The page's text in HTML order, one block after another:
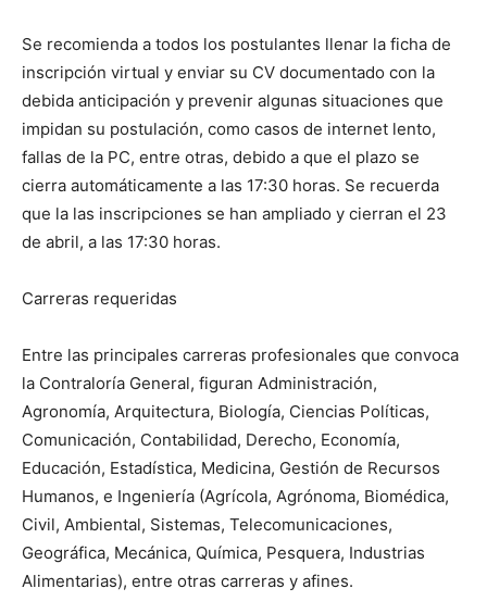
Se recomienda a todos los postulantes llenar la ficha de
inscripción virtual y enviar su CV documentado con la
debida anticipación y prevenir algunas situaciones que
impidan su postulación, como casos de internet lento,
fallas de la PC, entre otras, debido a que el plazo se
cierra automáticamente a las 17:30 horas. Se recuerda
que la las inscripciones se han ampliado y cierran el 23
de abril, a las 17:30 horas.
Carreras requeridas
Entre las principales carreras profesionales que convoca
la Contraloría General, figuran Administración,
Agronomía, Arquitectura, Biología, Ciencias Políticas,
Comunicación, Contabilidad, Derecho, Economía,
Educación, Estadística, Medicina, Gestión de Recursos
Humanos, e Ingeniería (Agrícola, Agrónoma, Biomédica,
Civil, Ambiental, Sistemas, Telecomunicaciones,
Geográfica, Mecánica, Química, Pesquera, Industrias
Alimentarias), entre otras carreras y afines.